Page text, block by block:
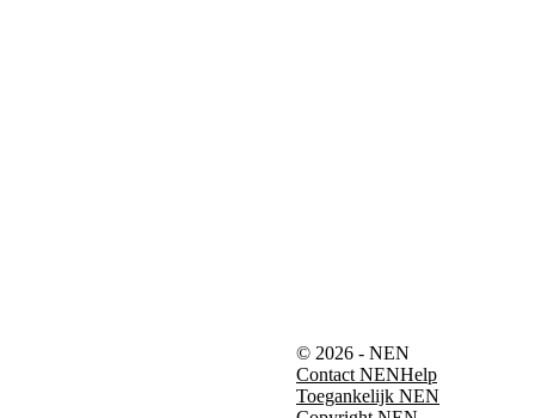
© 2026 - NEN
Contact NENHelp
Toegankelijk NEN